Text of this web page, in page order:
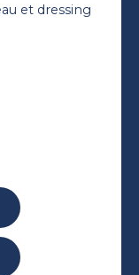
et dressing